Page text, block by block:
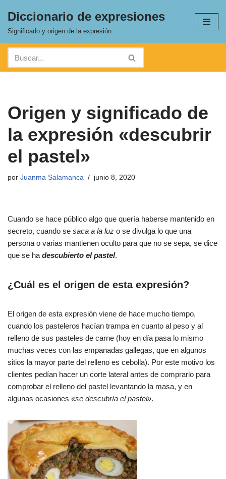
Saltar
contenido
Diccionario de expresiones
Significado y origen de la expresión...
Origen y significado de
la expresión «descubrir
el pastel»
por Juanma Salamanca junio 8, 2020
Cuando se hace público algo que quería haberse mantenido en
secreto, cuando se saca a la luz o se divulga lo que una
persona o varias mantienen oculto para que no se sepa, se dice
que se ha descubierto el pastel.
¿Cuál es el origen de esta expresión?
El origen de esta expresión viene de hace mucho tiempo,
cuando los pasteleros hacían trampa en cuanto al peso y al
relleno de sus pasteles de carne (hoy en día pasa lo mismo
muchas veces con las empanadas gallegas, que en algunos
sitios la mayor parte del relleno es cebolla). Por este motivo los
clientes pedían hacer un corte lateral antes de comprarlo para
comprobar el relleno del pastel levantando la masa, y en
algunas ocasiones «se descubría el pastel».